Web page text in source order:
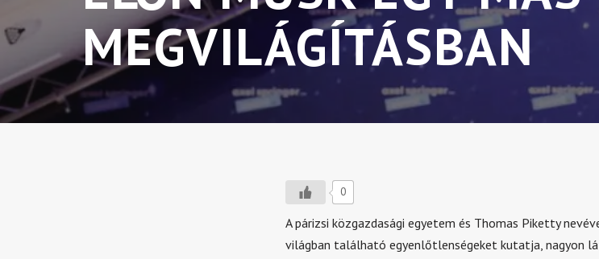
MEGVILÁGÍTÁSBAN
0
A párizsi közgazdasági egyetem és Thomas Piketty
világban található egyenlőtlenségeket kutatja, nagyon